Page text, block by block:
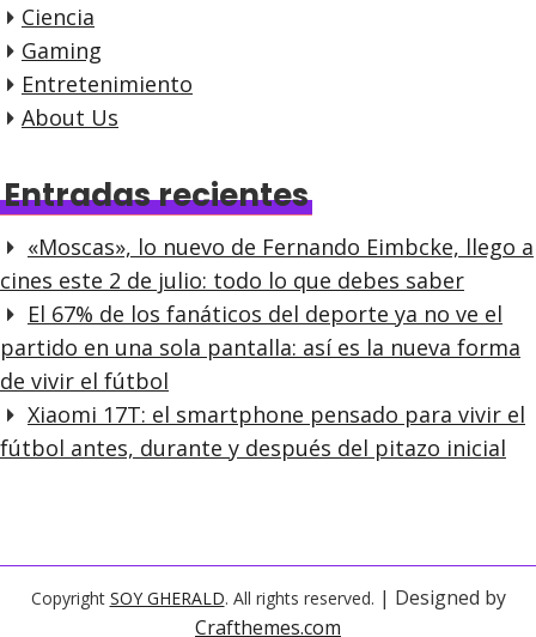
Ciencia
Gaming
Entretenimiento
About Us
Entradas recientes
«Moscas», lo nuevo de Fernando Eimbcke, llego a
cines este 2 de julio: todo lo que debes saber
El 67% de los fanáticos del deporte ya no ve el
partido en una sola pantalla: así es la nueva forma
de vivir el fútbol
Xiaomi 17T: el smartphone pensado para vivir el
fútbol antes, durante y después del pitazo inicial
Copyright SOY GHERALD. All rights reserved. | Designed by
Crafthemes.com